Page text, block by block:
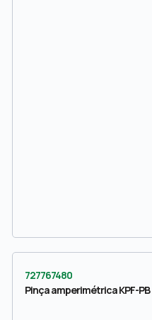
727767480
Pinça amperimétrica KPF-PB